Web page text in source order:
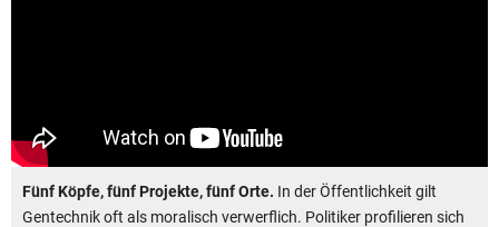
Fünf Köpfe, fünf Projekte, fünf Orte. In der Öffentlichkeit gilt
Gentechnik oft als moralisch verwerflich. Politiker profilieren sich